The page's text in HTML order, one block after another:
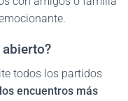
todos los partidos
encuentros más